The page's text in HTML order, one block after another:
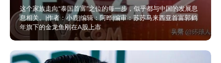
这个家族走向“泰国首富”之位的每一步，似乎都与中国的发展息
息相关。|作者：小鹿|编辑：阿晔|编审：苏苏马来西亚首富郭鹤
年旗下的金龙鱼刚在A股上市
2024年4月1日